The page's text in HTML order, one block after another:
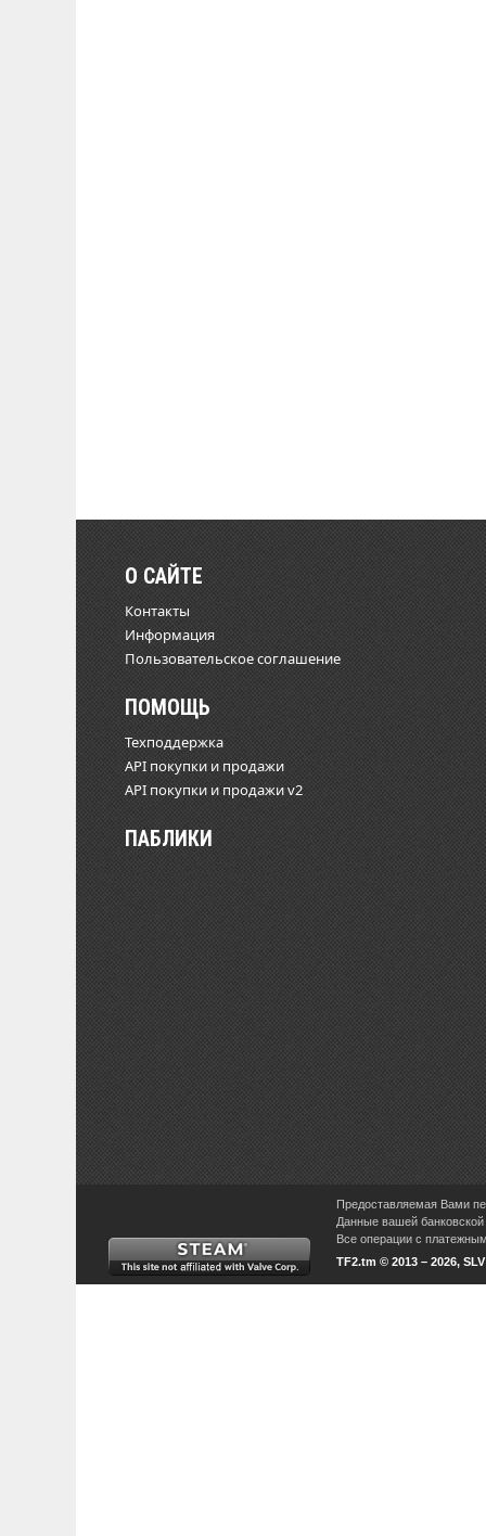
О САЙТЕ
Контакты
Информация
Пользовательское соглашение
ПОМОЩЬ
Техподдержка
API покупки и продажи
API покупки и продажи v2
ПАБЛИКИ
Предоставляемая Вами
Данные вашей
Все операции с
TF2.tm © 2013 – 2026,